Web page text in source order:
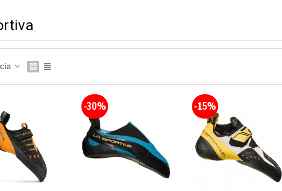
-30% -15%